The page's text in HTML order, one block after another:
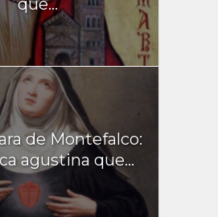
que...
de Montefalco:
agustina que...